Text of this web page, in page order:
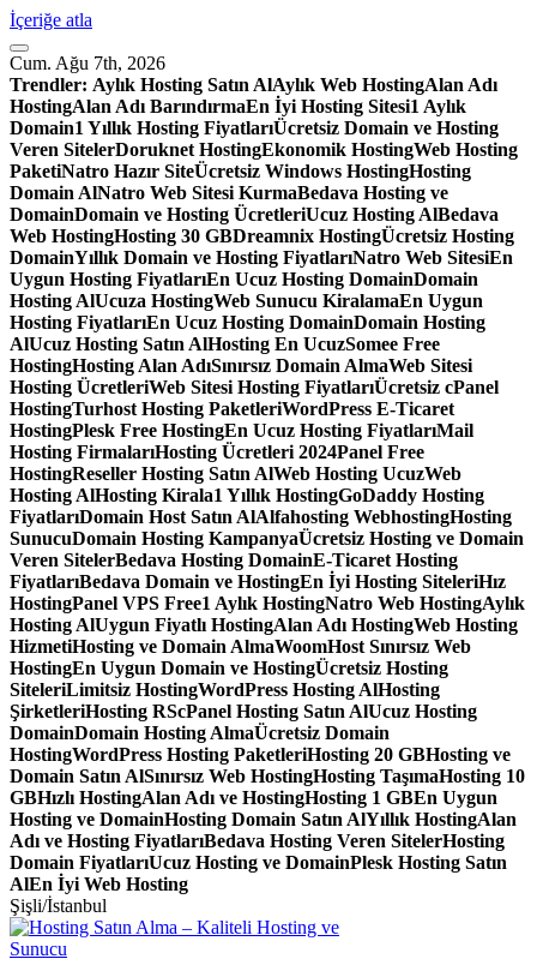
İçeriğe atla
Cum. Ağu 7th, 2026
Trendler: Aylık Hosting Satın AlAylık Web HostingAlan Adı
HostingAlan Adı BarındırmaEn İyi Hosting Sitesi1 Aylık
Domain1 Yıllık Hosting FiyatlarıÜcretsiz Domain ve Hosting
Veren SitelerDoruknet HostingEkonomik HostingWeb Hosting
PaketiNatro Hazır SiteÜcretsiz Windows HostingHosting
Domain AlNatro Web Sitesi KurmaBedava Hosting ve
DomainDomain ve Hosting ÜcretleriUcuz Hosting AlBedava
Web HostingHosting 30 GBDreamnix HostingÜcretsiz Hosting
DomainYıllık Domain ve Hosting FiyatlarıNatro Web SitesiEn
Uygun Hosting FiyatlarıEn Ucuz Hosting DomainDomain
Hosting AlUcuza HostingWeb Sunucu KiralamaEn Uygun
Hosting FiyatlarıEn Ucuz Hosting DomainDomain Hosting
AlUcuz Hosting Satın AlHosting En UcuzSomee Free
HostingHosting Alan AdıSınırsız Domain AlmaWeb Sitesi
Hosting ÜcretleriWeb Sitesi Hosting FiyatlarıÜcretsiz cPanel
HostingTurhost Hosting PaketleriWordPress E-Ticaret
HostingPlesk Free HostingEn Ucuz Hosting FiyatlarıMail
Hosting FirmalarıHosting Ücretleri 2024Panel Free
HostingReseller Hosting Satın AlWeb Hosting UcuzWeb
Hosting AlHosting Kirala1 Yıllık HostingGoDaddy Hosting
FiyatlarıDomain Host Satın AlAlfahosting WebhostingHosting
SunucuDomain Hosting KampanyaÜcretsiz Hosting ve Domain
Veren SitelerBedava Hosting DomainE-Ticaret Hosting
FiyatlarıBedava Domain ve HostingEn İyi Hosting SiteleriHız
HostingPanel VPS Free1 Aylık HostingNatro Web HostingAylık
Hosting AlUygun Fiyatlı HostingAlan Adı HostingWeb Hosting
HizmetiHosting ve Domain AlmaWoomHost Sınırsız Web
HostingEn Uygun Domain ve HostingÜcretsiz Hosting
SiteleriLimitsiz HostingWordPress Hosting AlHosting
ŞirketleriHosting RScPanel Hosting Satın AlUcuz Hosting
DomainDomain Hosting AlmaÜcretsiz Domain
HostingWordPress Hosting PaketleriHosting 20 GBHosting ve
Domain Satın AlSınırsız Web HostingHosting TaşımaHosting 10
GBHızlı HostingAlan Adı ve HostingHosting 1 GBEn Uygun
Hosting ve DomainHosting Domain Satın AlYıllık HostingAlan
Adı ve Hosting FiyatlarıBedava Hosting Veren SitelerHosting
Domain FiyatlarıUcuz Hosting ve DomainPlesk Hosting Satın
AlEn İyi Web Hosting
Şişli/İstanbul